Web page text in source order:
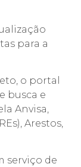
para a
o portal
busca e
Anvisa,
Arestos,
serviço de